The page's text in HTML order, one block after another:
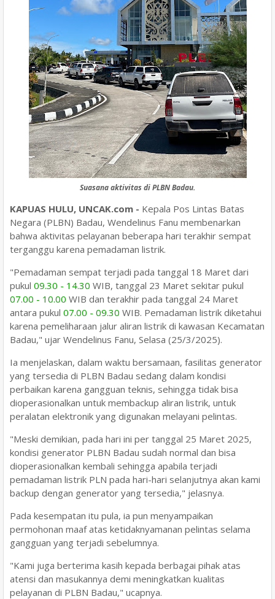
Suasana aktivitas di PLBN Badau.
KAPUAS HULU, UNCAK.com - Kepala Pos Lintas Batas
Negara (PLBN) Badau, Wendelinus Fanu membenarkan
bahwa aktivitas pelayanan beberapa hari terakhir sempat
terganggu karena pemadaman listrik.
"Pemadaman sempat terjadi pada tanggal 18 Maret dari
pukul 09.30 - 14.30 WIB, tanggal 23 Maret sekitar pukul
07.00 - 10.00 WIB dan terakhir pada tanggal 24 Maret
antara pukul 07.00 - 09.30 WIB. Pemadaman listrik diketahui
karena pemeliharaan jalur aliran listrik di kawasan Kecamatan
Badau," ujar Wendelinus Fanu, Selasa (25/3/2025).
Ia menjelaskan, dalam waktu bersamaan, fasilitas generator
yang tersedia di PLBN Badau sedang dalam kondisi
perbaikan karena gangguan teknis, sehingga tidak bisa
dioperasionalkan untuk membackup aliran listrik, untuk
peralatan elektronik yang digunakan melayani pelintas.
"Meski demikian, pada hari ini per tanggal 25 Maret 2025,
kondisi generator PLBN Badau sudah normal dan bisa
dioperasionalkan kembali sehingga apabila terjadi
pemadaman listrik PLN pada hari-hari selanjutnya akan kami
backup dengan generator yang tersedia," jelasnya.
Pada kesempatan itu pula, ia pun menyampaikan
permohonan maaf atas ketidaknyamanan pelintas selama
gangguan yang terjadi sebelumnya.
"Kami juga berterima kasih kepada berbagai pihak atas
atensi dan masukannya demi meningkatkan kualitas
pelayanan di PLBN Badau," ucapnya.